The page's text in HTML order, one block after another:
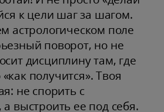
к цели шаг за шагом.
астрологическом поле
поворот, но не
дисциплину там, где
получится». Твоя
не спорить с
выстроить ее под себя.